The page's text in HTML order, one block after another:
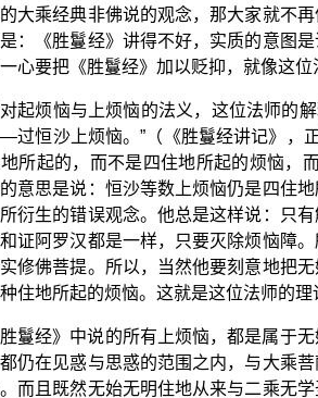
大乘经典非佛说的观念，那大家就不
：《胜鬘经》讲得不好，实质的意图
心要把《胜鬘经》加以贬抑，就像这位
起烦恼与上烦恼的法义，这位法师的
恒沙上烦恼。”（《胜鬘经讲记》，
所起的，而不是四住地所起的烦恼，
意思是说：恒沙等数上烦恼仍是四住
衍生的错误观念。他总是这样说：只
证阿罗汉都是一样，只要灭除烦恼障
修佛菩提。所以，当然他要刻意地把
住地所起的烦恼。这就是这位法师的
胜鬘经》中说的所有上烦恼，都是属于
仍在见惑与思惑的范围之内，与大乘
而且既然无始无明住地从来与二乘无